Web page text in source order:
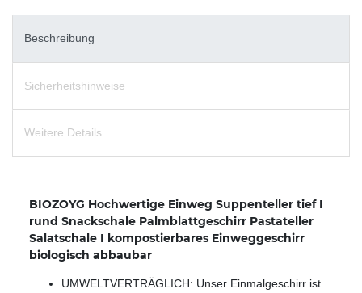
Beschreibung
Sicherheitshinweise
Weitere Details
BIOZOYG Hochwertige Einweg Suppenteller tief I
rund Snackschale Palmblattgeschirr Pastateller
Salatschale I kompostierbares Einweggeschirr
biologisch abbaubar
UMWELTVERTRÄGLICH: Unser Einmalgeschirr ist